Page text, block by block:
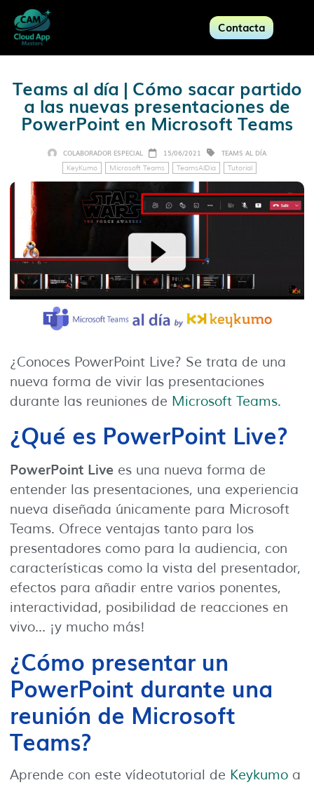
Contacta
Teams al día | Cómo sacar partido
a las nuevas presentaciones de
PowerPoint en Microsoft Teams
COLABORADOR ESPECIAL 15/06/2021 TEAMS AL DÍA
KeyKumo Microsoft Teams TeamsAlDía Tutorial
¿Conoces PowerPoint Live? Se trata de una
nueva forma de vivir las presentaciones
durante las reuniones de Microsoft Teams.
¿Qué es PowerPoint Live?
PowerPoint Live es una nueva forma de
entender las presentaciones, una experiencia
nueva diseñada únicamente para Microsoft
Teams. Ofrece ventajas tanto para los
presentadores como para la audiencia, con
características como la vista del presentador,
efectos para añadir entre varios ponentes,
interactividad, posibilidad de reacciones en
vivo… ¡y mucho más!
¿Cómo presentar un
PowerPoint durante una
reunión de Microsoft
Teams?
Aprende con este vídeotutorial de Keykumo a